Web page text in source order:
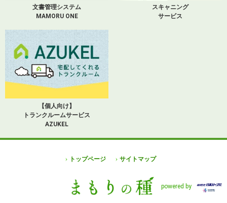
文書管理システム
MAMORU ONE
スキャニング
サービス
【個人向け】
トランクルームサービス
AZUKEL
トップページ サイトマップ
powered by